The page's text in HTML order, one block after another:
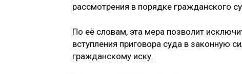
рассмотрения в порядке гражданского
По её словам, эта мера позволит
вступления приговора суда в законную
гражданскому иску.